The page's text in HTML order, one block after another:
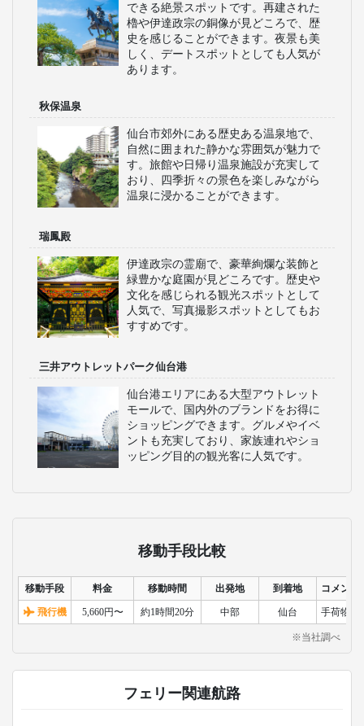
できる絶景スポットです。再建された
櫓や伊達政宗の銅像が見どころで、歴
史を感じることができます。夜景も美
しく、デートスポットとしても人気が
あります。
秋保温泉
仙台市郊外にある歴史ある温泉地で、
自然に囲まれた静かな雰囲気が魅力で
す。旅館や日帰り温泉施設が充実して
おり、四季折々の景色を楽しみながら
温泉に浸かることができます。
瑞鳳殿
伊達政宗の霊廟で、豪華絢爛な装飾と
緑豊かな庭園が見どころです。歴史や
文化を感じられる観光スポットとして
人気で、写真撮影スポットとしてもお
すすめです。
三井アウトレットパーク仙台港
仙台港エリアにある大型アウトレット
モールで、国内外のブランドをお得に
ショッピングできます。グルメやイベ
ントも充実しており、家族連れやショ
ッピング目的の観光客に人気です。
移動手段比較
移動手段 料金 移動時間 出発地 到着地 コメント
飛行機 5,660円〜 約1時間20分 中部 仙台 手荷物検
※当社調べ
フェリー関連航路